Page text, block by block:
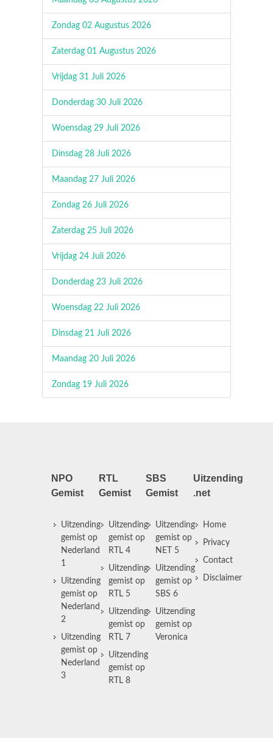
Zondag 02 Augustus 2026
Zaterdag 01 Augustus 2026
Vrijdag 31 Juli 2026
Donderdag 30 Juli 2026
Woensdag 29 Juli 2026
Dinsdag 28 Juli 2026
Maandag 27 Juli 2026
Zondag 26 Juli 2026
Zaterdag 25 Juli 2026
Vrijdag 24 Juli 2026
Donderdag 23 Juli 2026
Woensdag 22 Juli 2026
Dinsdag 21 Juli 2026
Maandag 20 Juli 2026
Zondag 19 Juli 2026
NPO
Gemist
Uitzending
gemist op
Nederland
1
Uitzending
gemist op
Nederland
2
Uitzending
gemist op
Nederland
3
RTL
Gemist
Uitzending
gemist op
RTL 4
Uitzending
gemist op
RTL 5
Uitzending
gemist op
RTL 7
Uitzending
gemist op
RTL 8
SBS
Gemist
Uitzending
gemist op
NET 5
Uitzending
gemist op
SBS 6
Uitzending
gemist op
Veronica
Uitzending
.net
Home
Privacy
Contact
Disclaimer